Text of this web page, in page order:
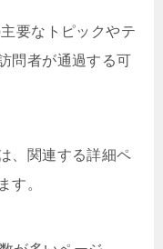
要なトピックやテ
問者が通過する可
、関連する詳細ペ
す。